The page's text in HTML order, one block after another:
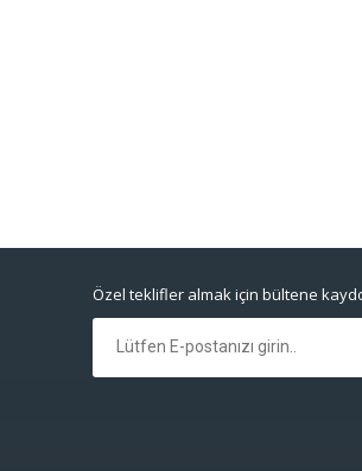
Özel teklifler almak için bültene